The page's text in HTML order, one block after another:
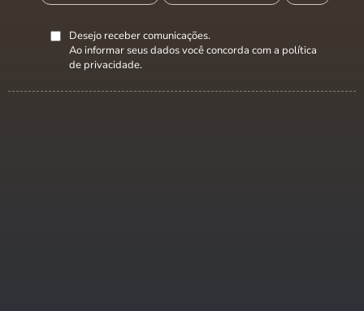
Desejo receber comunicações.
Ao informar seus dados você concorda com a política
de privacidade.